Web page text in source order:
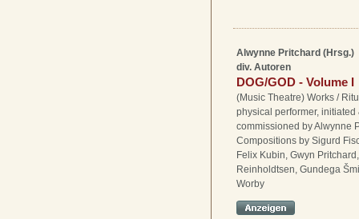
Alwynne Pritchard (Hrsg.)
div. Autoren
DOG/GOD - Volume I
(Music Theatre) Works /
physical performer, initiated
commissioned by Alwynne
Compositions by Sigurd
Felix Kubin, Gwyn
Reinholdtsen, Gundega
Worby